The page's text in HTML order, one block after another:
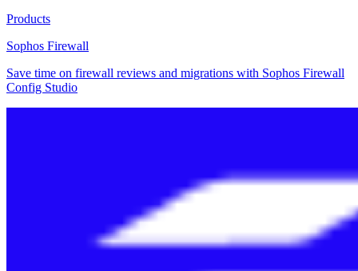
Products
Sophos Firewall
Save time on firewall reviews and migrations with Sophos Firewall
Config Studio